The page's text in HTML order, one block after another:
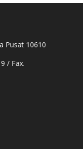
Pusat 10610
/ Fax.